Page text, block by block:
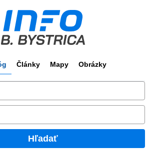
Články Mapy Obrázky
Hľadať